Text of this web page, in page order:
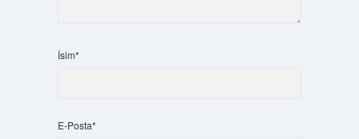
İsim*
E-Posta*